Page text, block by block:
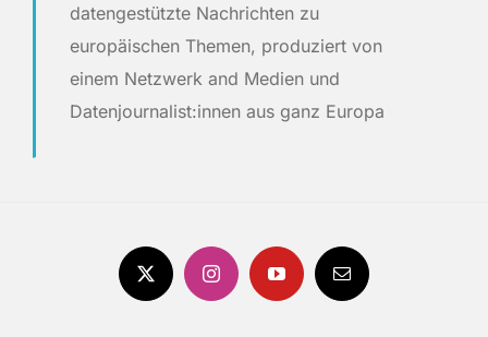
datengestützte Nachrichten zu
europäischen Themen, produziert von
einem Netzwerk and Medien und
Datenjournalist:innen aus ganz Europa